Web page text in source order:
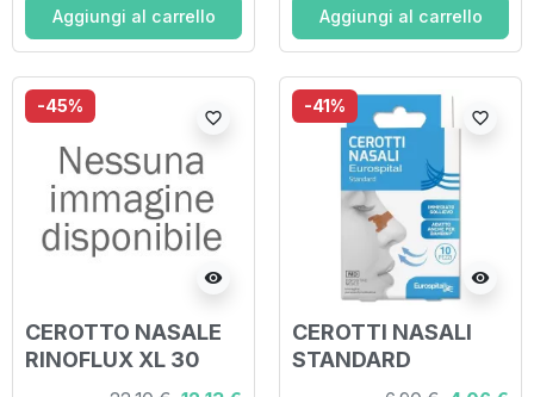
Aggiungi al carrello Aggiungi al carrello
-45%
visibility
favorite_border
CEROTTO NASALE
RINOFLUX XL 30
-41%
visibility
favorite_border
CEROTTI NASALI
STANDARD
5,6X1,8CM 10 PEZZI